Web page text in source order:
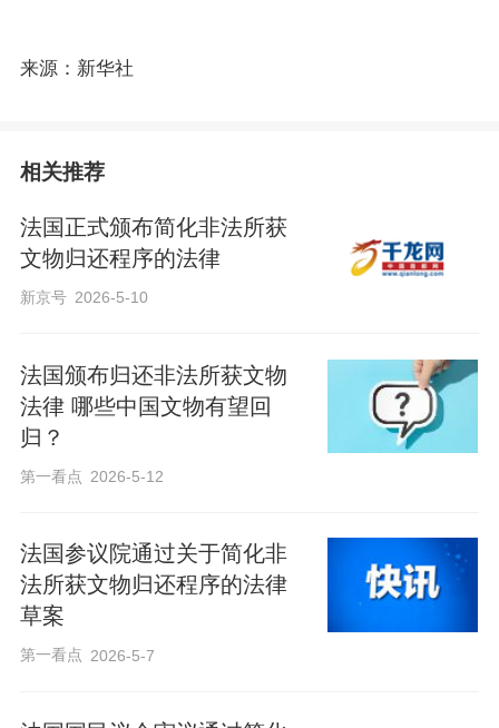
来源：新华社
相关推荐
法国正式颁布简化非法所获
文物归还程序的法律
新京号 2026-5-10
法国颁布归还非法所获文物
法律 哪些中国文物有望回
归？
第一看点 2026-5-12
法国参议院通过关于简化非
法所获文物归还程序的法律
草案
第一看点 2026-5-7